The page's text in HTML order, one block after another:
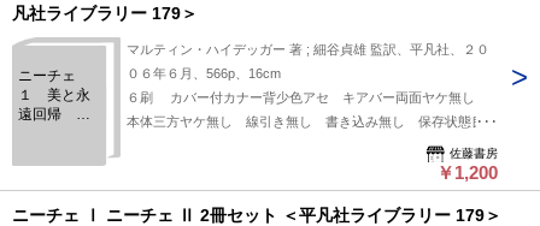
凡社ライブラリー 179＞
ニーチェ
１ 美と永
遠回帰
＞ 1 ＜平凡
社ライブラ
リー 179＞
マルティン・ハイデッガー 著 ; 細谷貞雄 監訳、平凡社、２０
０６年６月、566p、16cm
６刷 カバー付カナー背少色アセ キアバー両面ヤケ無し
本体三方ヤケ無し 線引き無し 書き込み無し 保存状態良好
です。 ハイデッガーは果たして宿敵ニーチェを読み破ること
ができたか? 〈最後の形而上学者〉の偉大と限界、栄光と挫折
とを、種々のテキストをもとに比類ない精確さと執拗さをもっ
て解き明かした名講義の完訳。
佐藤書房
￥1,200
ニーチェ Ⅰ ニーチェ Ⅱ 2冊セット ＜平凡社ライブラリー 179＞